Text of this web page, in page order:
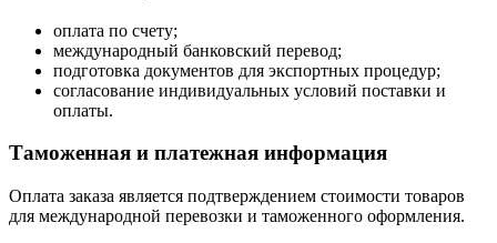
оплата по счету;
международный банковский перевод;
подготовка документов для экспортных процедур;
согласование индивидуальных условий поставки и
оплаты.
Таможенная и платежная информация
Оплата заказа является подтверждением стоимости товаров
для международной перевозки и таможенного оформления.